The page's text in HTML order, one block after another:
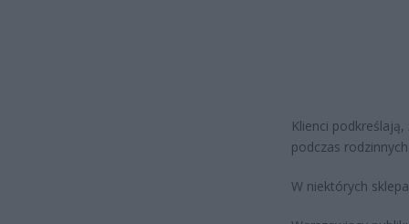
Klienci
podczas
W niektórych